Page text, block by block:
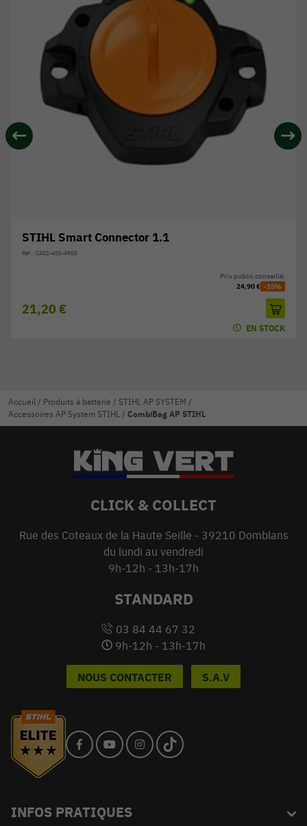
STIHL Smart Connector 1.1
Réf. : CA02-400-4900
21,20 €
Prix public conseillé:
24,90 € -15%
EN STOCK
Accueil / Produits à batterie / STIHL AP SYSTEM /
Accessoires AP System STIHL / CombiBag AP STIHL
CLICK & COLLECT
Rue des Coteaux de la Haute Seille - 39210 Domblans
du lundi au vendredi
9h-12h - 13h-17h
STANDARD
03 84 44 67 32
9h-12h - 13h-17h
NOUS CONTACTER S.A.V
INFOS PRATIQUES